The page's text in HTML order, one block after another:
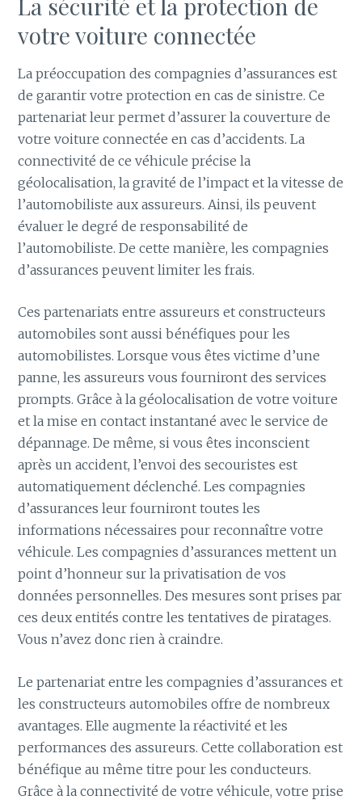
votre voiture connectée
La préoccupation des compagnies d’assurances est
de garantir votre protection en cas de sinistre. Ce
partenariat leur permet d’assurer la couverture de
votre voiture connectée en cas d’accidents. La
connectivité de ce véhicule précise la
géolocalisation, la gravité de l’impact et la vitesse de
l’automobiliste aux assureurs. Ainsi, ils peuvent
évaluer le degré de responsabilité de
l’automobiliste. De cette manière, les compagnies
d’assurances peuvent limiter les frais.
Ces partenariats entre assureurs et constructeurs
automobiles sont aussi bénéfiques pour les
automobilistes. Lorsque vous êtes victime d’une
panne, les assureurs vous fourniront des services
prompts. Grâce à la géolocalisation de votre voiture
et la mise en contact instantané avec le service de
dépannage. De même, si vous êtes inconscient
après un accident, l’envoi des secouristes est
automatiquement déclenché. Les compagnies
d’assurances leur fourniront toutes les
informations nécessaires pour reconnaître votre
véhicule. Les compagnies d’assurances mettent un
point d’honneur sur la privatisation de vos
données personnelles. Des mesures sont prises par
ces deux entités contre les tentatives de piratages.
Vous n’avez donc rien à craindre.
Le partenariat entre les compagnies d’assurances et
les constructeurs automobiles offre de nombreux
avantages. Elle augmente la réactivité et les
performances des assureurs. Cette collaboration est
bénéfique au même titre pour les conducteurs.
Grâce à la connectivité de votre véhicule, votre prise